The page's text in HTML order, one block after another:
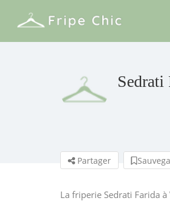
Sedrati
Partager
La friperie Sedrati Farida